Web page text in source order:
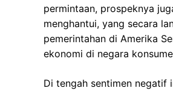
permintaan, prospeknya
menghantui, yang secara
pemerintahan di Amerika
ekonomi di negara
Di tengah sentimen negatif